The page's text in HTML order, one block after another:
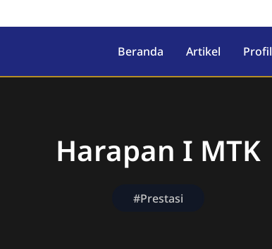
Berasrama
Beranda Artikel Profil
Harapan I MTK
#Prestasi